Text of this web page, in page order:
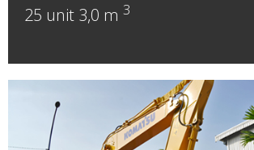
25 unit 3,0 m 3